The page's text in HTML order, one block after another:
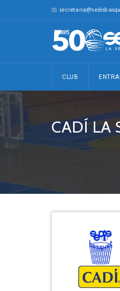
CLUB
CADÍ LA